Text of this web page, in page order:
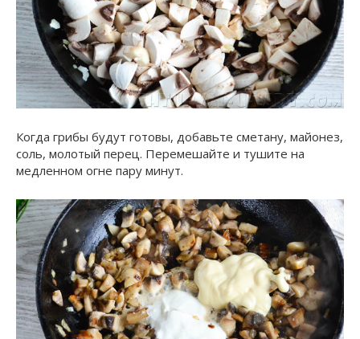
Когда грибы будут готовы, добавьте сметану, майонез,
соль, молотый перец. Перемешайте и тушите на
медленном огне пару минут.